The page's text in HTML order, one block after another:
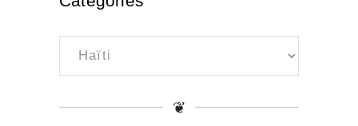
Catégories
❦